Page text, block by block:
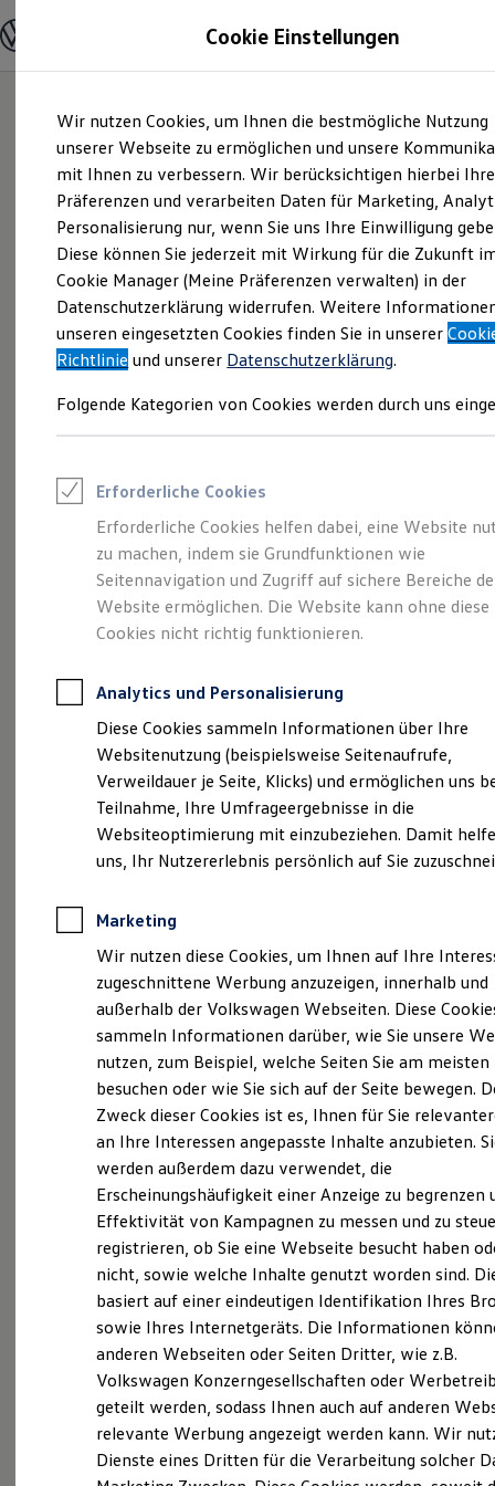
Hauptinhalt
springen
Footer
springen
Modelle und Konfigurator
Modelle vergleichen
Elektroautos
ENERGY Sondermodelle
Nutzfahrzeuge
SUV und CUV
Familienautos
Kombis
Kompaktwagen
Sportwagen
Schnell verfügbare Fahrzeuge
Angebote und Produkte
Aktuelle Angebote
E-Auto-Förderung
Volkswagen Marktplatz
Junge Gebrauchtwagen und Gebrauchtwagen
Saisonangebote
Leasing
Leasing-Angebote
Gebrauchtwagen Leasing
Junge Gebrauchtwagen-Leasing
Elektroauto Leasing
Kleinwagen-Leasing
Leasing ohne Anzahlung
Autokredit mit Schlussrate
Versicherungen und Garantien
Kfz-Versicherung
Restschuldversicherungen
Garantien
Wartungsverträge
Geschäftskunden
Professional Class bei Volkswagen
Großkunden
Behörden
Anpfiff zum Gewinn
Elektroautos
ID. Tutorials
Elektrofahrzeugkonzepte
Reichweite
Reichweite der ID. Modelle
Reichweite im Winter
Laden
Laden unterwegs
Laden Zuhause
Ladezeitensimulator
Batterie
Sicherheit
Garantie und Lebensdauer
Nachhaltigkeit
Technologie
Kosten und Kauf
Verbrauchskosten
Kaufoptionen
E-Auto-Förderung
Software und Konnektivität
Die ID. Software 6
ID. Software Versionen und Updates
Digitale Extras
Schnittstellen zu Ihrem ID.
Eine Klasse für sich.
Der Golf.
Impressum & Rechtliches
Probefahrt vereinbaren
Fahrzeugangebot anfordern
Servicetermin buchen
Serviceanfrage stellen
Details des Golf
Cookie Einstellungen
Wir nutzen Cookies, um Ihnen die bestmögliche Nutzung
unserer Webseite zu ermöglichen und unsere
mit Ihnen zu verbessern. Wir berücksichtigen hierbei Ihre
Präferenzen und verarbeiten Daten für Marketing,
Personalisierung nur, wenn Sie uns Ihre Einwilligung
Diese können Sie jederzeit mit Wirkung für die Zukunft
Cookie Manager (Meine Präferenzen verwalten) in der
Datenschutzerklärung widerrufen. Weitere
unseren eingesetzten Cookies finden Sie in unserer
Richtlinie und unserer Datenschutzerklärung.
Folgende Kategorien von Cookies werden durch uns
Erforderliche Cookies
Erforderliche Cookies helfen dabei, eine Website
zu machen, indem sie Grundfunktionen wie
Seitennavigation und Zugriff auf sichere Bereiche
Website ermöglichen. Die Website kann ohne diese
Cookies nicht richtig funktionieren.
Analytics und Personalisierung
Diese Cookies sammeln Informationen über Ihre
Websitenutzung (beispielsweise Seitenaufrufe,
Verweildauer je Seite, Klicks) und ermöglichen uns
Teilnahme, Ihre Umfrageergebnisse in die
Websiteoptimierung mit einzubeziehen. Damit
uns, Ihr Nutzererlebnis persönlich auf Sie
Marketing
Wir nutzen diese Cookies, um Ihnen auf Ihre
zugeschnittene Werbung anzuzeigen, innerhalb und
außerhalb der Volkswagen Webseiten. Diese
sammeln Informationen darüber, wie Sie unsere
nutzen, zum Beispiel, welche Seiten Sie am meisten
besuchen oder wie Sie sich auf der Seite bewegen.
Zweck dieser Cookies ist es, Ihnen für Sie
an Ihre Interessen angepasste Inhalte anzubieten.
werden außerdem dazu verwendet, die
Erscheinungshäufigkeit einer Anzeige zu begrenzen
Effektivität von Kampagnen zu messen und zu
registrieren, ob Sie eine Webseite besucht haben
nicht, sowie welche Inhalte genutzt worden sind.
basiert auf einer eindeutigen Identifikation Ihres
sowie Ihres Internetgeräts. Die Informationen
anderen Webseiten oder Seiten Dritter, wie z.B.
Volkswagen Konzerngesellschaften oder
geteilt werden, sodass Ihnen auch auf anderen
relevante Werbung angezeigt werden kann. Wir
Dienste eines Dritten für die Verarbeitung solcher